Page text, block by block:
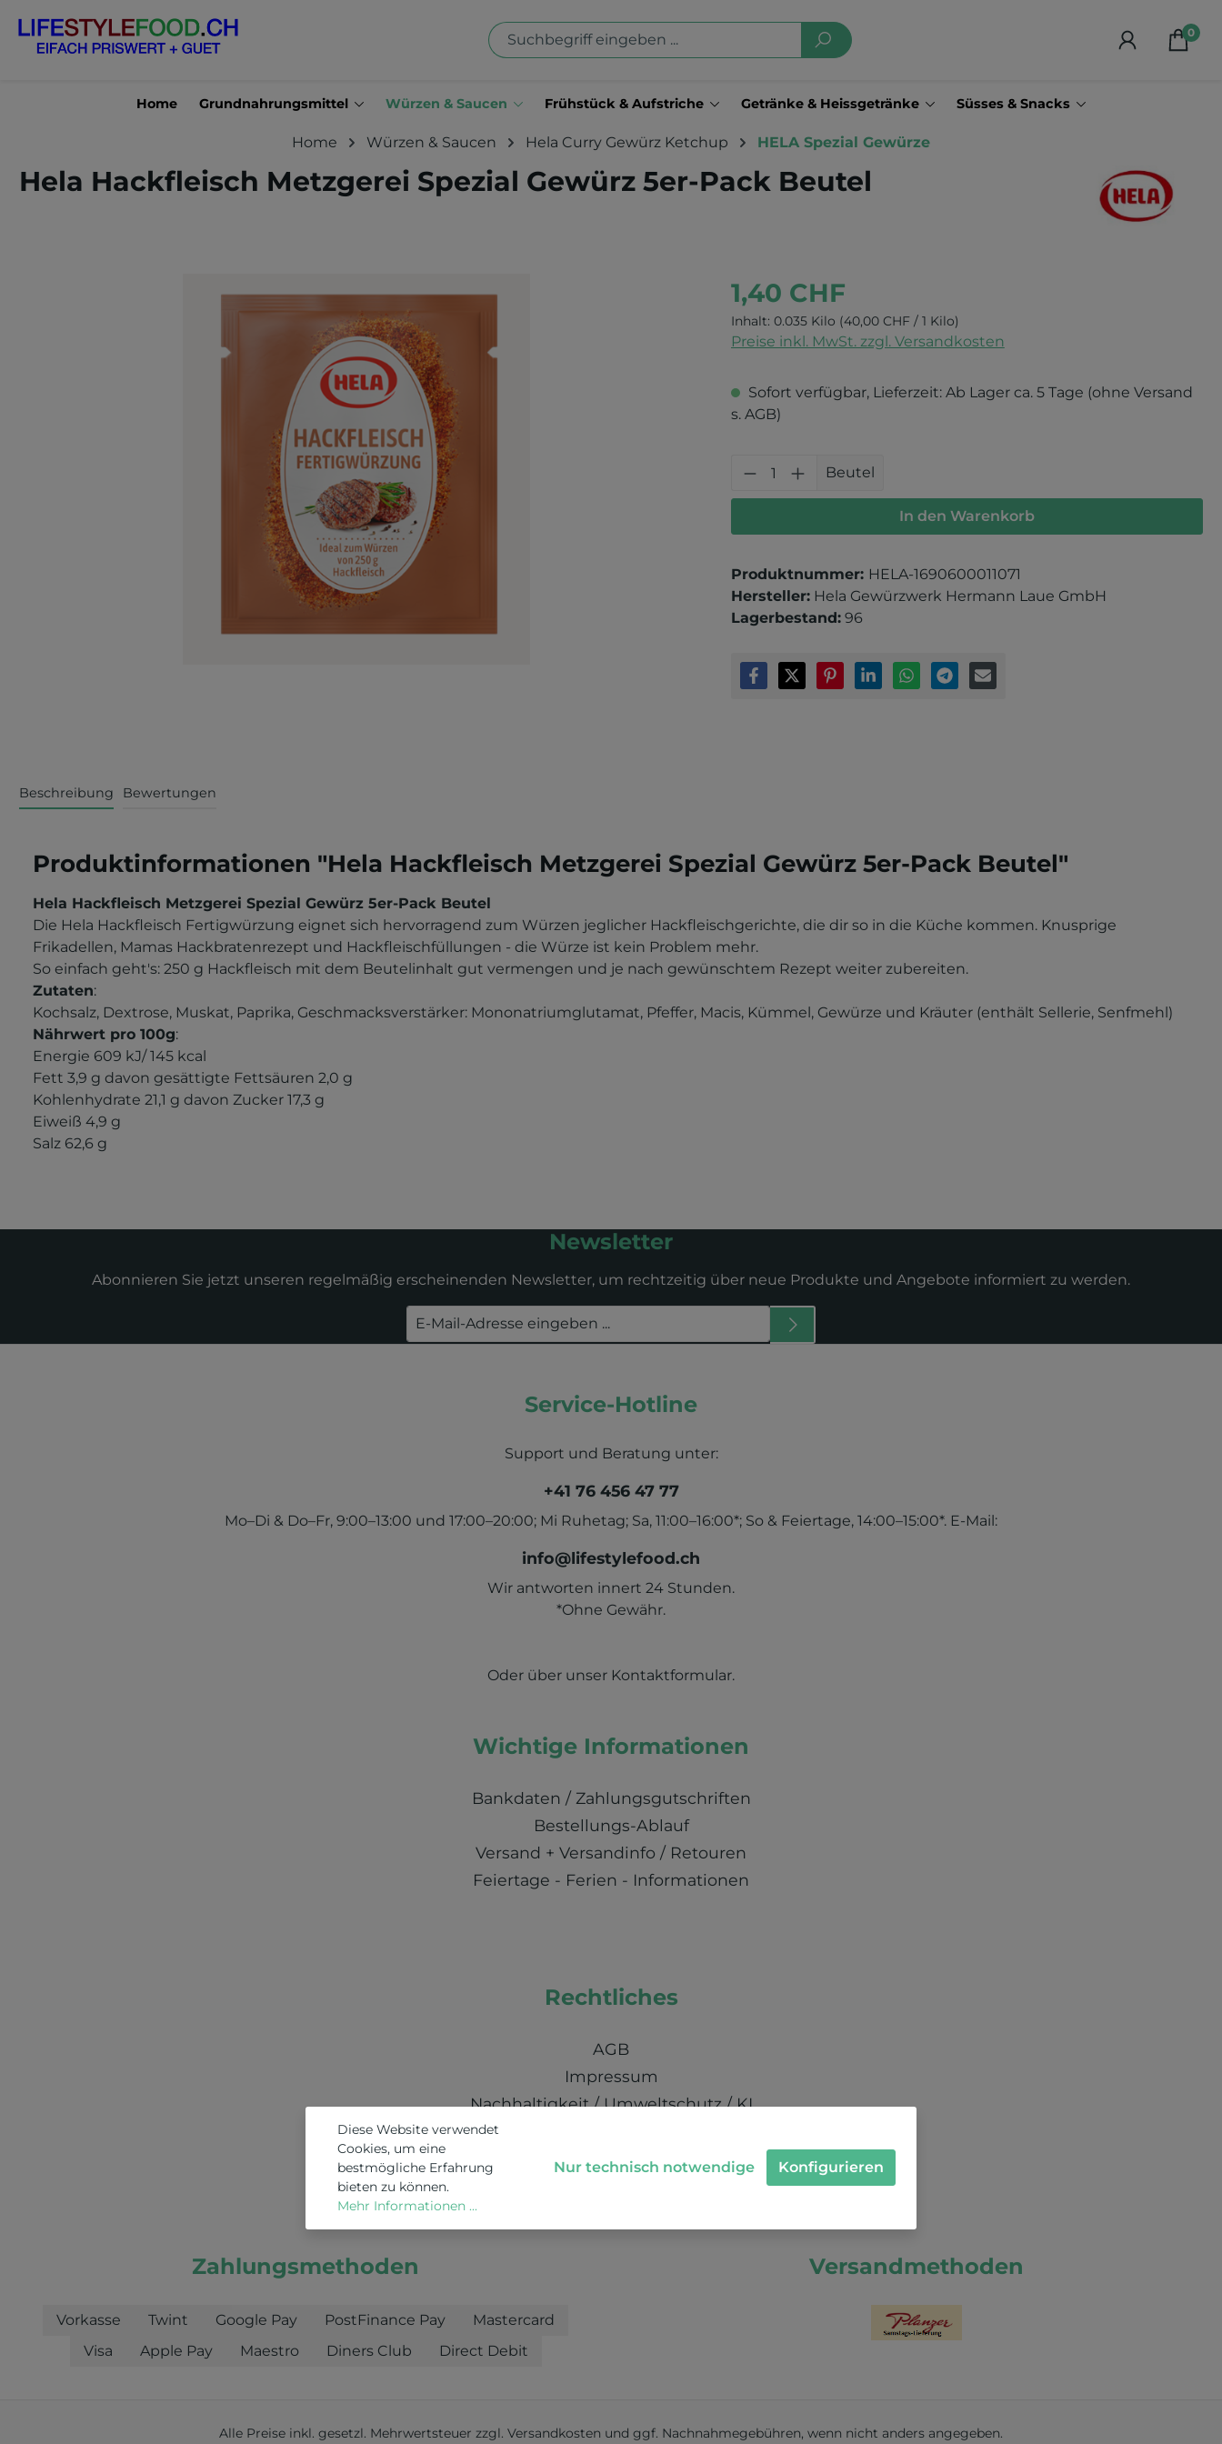
Zur Suche springen
0
Home Grundnahrungsmittel Würzen & Saucen Frühstück & Aufstriche Getränke & Heissgetränke Süsses & Snacks
Home Würzen & Saucen Hela Curry Gewürz Ketchup HELA Spezial Gewürze
Hela Hackfleisch Metzgerei Spezial Gewürz 5er-Pack Beutel
1,40 CHF
Inhalt: 0.035 Kilo (40,00 CHF / 1 Kilo)
Preise inkl. MwSt. zzgl. Versandkosten
Sofort verfügbar, Lieferzeit: Ab Lager ca. 5 Tage (ohne Versand
s. AGB)
Produkt Anzahl: Gib den gewünschten
Beutel
In den Warenkorb
Produktnummer: HELA-1690600011071
Hersteller: Hela Gewürzwerk Hermann Laue GmbH
Lagerbestand: 96
Beschreibung Bewertungen
Produktinformationen "Hela Hackfleisch Metzgerei Spezial Gewürz 5er-Pack Beutel"
Hela Hackfleisch Metzgerei Spezial Gewürz 5er-Pack Beutel
Die Hela Hackfleisch Fertigwürzung eignet sich hervorragend zum Würzen jeglicher Hackfleischgerichte, die dir so in die Küche kommen. Knusprige
Frikadellen, Mamas Hackbratenrezept und Hackfleischfüllungen - die Würze ist kein Problem mehr.
So einfach geht's: 250 g Hackfleisch mit dem Beutelinhalt gut vermengen und je nach gewünschtem Rezept weiter zubereiten.
Zutaten:
Kochsalz, Dextrose, Muskat, Paprika, Geschmacksverstärker: Mononatriumglutamat, Pfeffer, Macis, Kümmel, Gewürze und Kräuter (enthält Sellerie, Senfmehl)
Nährwert pro 100g:
Energie 609 kJ/ 145 kcal
Fett 3,9 g davon gesättigte Fettsäuren 2,0 g
Kohlenhydrate 21,1 g davon Zucker 17,3 g
Eiweiß 4,9 g
Salz 62,6 g
Newsletter
Abonnieren Sie jetzt unseren regelmäßig erscheinenden Newsletter, um rechtzeitig über neue Produkte und Angebote informiert zu werden.
Service-Hotline
Support und Beratung unter:
+41 76 456 47 77
Mo–Di & Do–Fr, 9:00–13:00 und 17:00–20:00; Mi Ruhetag; Sa, 11:00–16:00*; So & Feiertage, 14:00–15:00*. E-Mail:
info@lifestylefood.ch
Wir antworten innert 24 Stunden.
*Ohne Gewähr.
Oder über unser Kontaktformular.
Wichtige Informationen
Bankdaten / Zahlungsgutschriften
Bestellungs-Ablauf
Versand + Versandinfo / Retouren
Feiertage - Ferien - Informationen
Rechtliches
AGB
Impressum
Nachhaltigkeit / Umweltschutz / KI
Zahlungsmethoden
Vorkasse Twint Google Pay PostFinance Pay
Mastercard
Visa
Apple Pay Maestro Diners Club Direct Debit
Versandmethoden
Alle Preise inkl. gesetzl. Mehrwertsteuer zzgl. Versandkosten und ggf. Nachnahmegebühren, wenn nicht anders angegeben.
Diese Website verwendet
Cookies, um eine
bestmögliche Erfahrung
bieten zu können.
Mehr Informationen ...
Nur technisch notwendige Konfigurieren